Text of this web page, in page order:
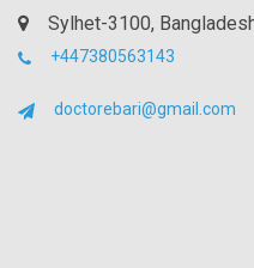
Sylhet-3100,
+447380563143
doctorebari@gmail.com